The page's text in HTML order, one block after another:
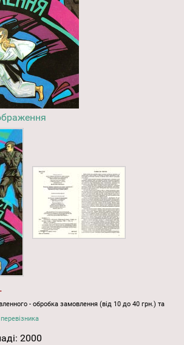
- обробка замовлення (від 10 до 40 грн.) та
2000